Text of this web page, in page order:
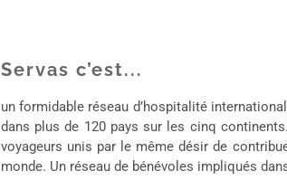
Servas c’est...
un formidable réseau d’hospitalité
dans plus de 120 pays sur les cinq
voyageurs unis par le même désir de
monde. Un réseau de bénévoles impliqués